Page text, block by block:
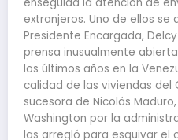
extranjeros. Uno de ellos se
Presidente Encargada,
prensa inusualmente
los últimos años en la
calidad de las viviendas del
sucesora de Nicolás
Washington por la
las arregló para esquivar el